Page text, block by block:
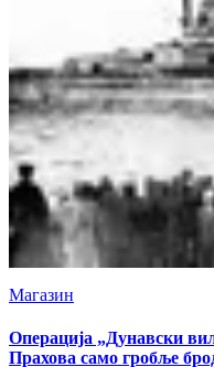
Магазин
Операција „Дунавски
Прахова само гробље